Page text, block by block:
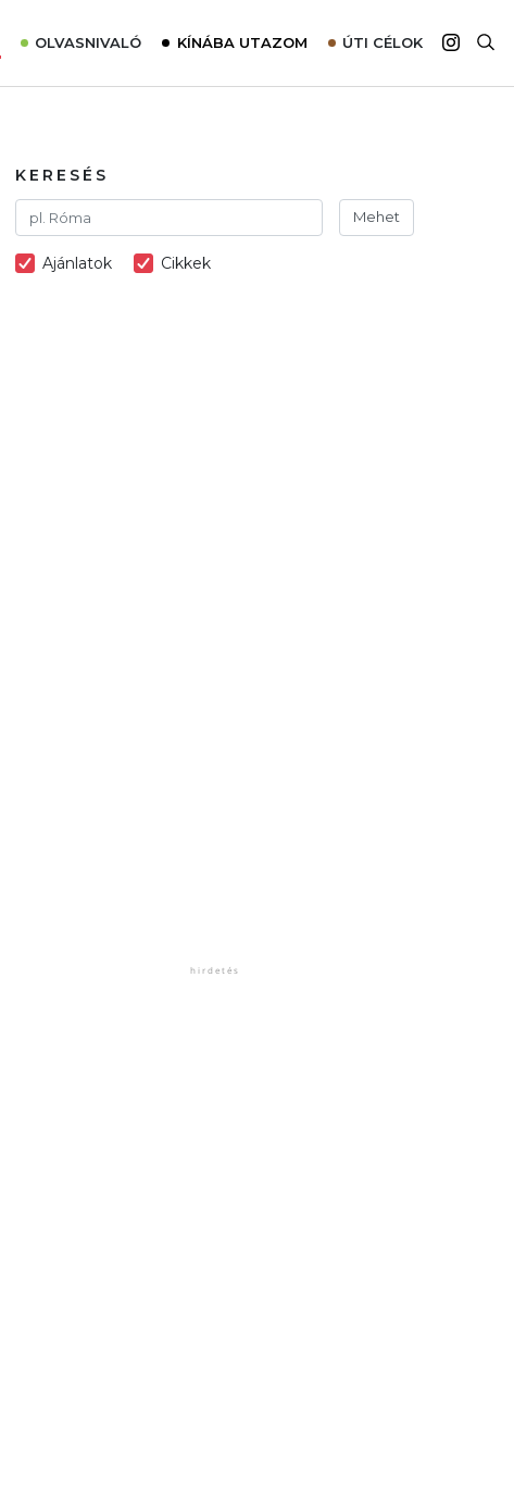
OLVASNIVALÓ
Interjú
Élménybeszámolók
KÍNÁBA UTAZOM ÚTI CÉLOK
Ausztrália
KERESÉS
Mehet
Ajánlatok Cikkek